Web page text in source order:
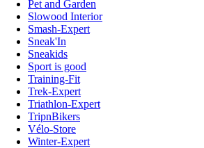
Pet and Garden
Slowood Interior
Smash-Expert
Sneak'In
Sneakids
Sport is good
Training-Fit
Trek-Expert
Triathlon-Expert
TripnBikers
Vélo-Store
Winter-Expert